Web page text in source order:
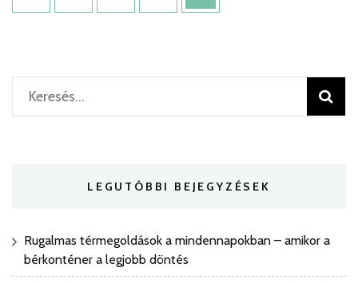
navigáció
Keresés:
LEGUTÓBBI BEJEGYZÉSEK
Rugalmas térmegoldások a mindennapokban – amikor a
bérkonténer a legjobb döntés